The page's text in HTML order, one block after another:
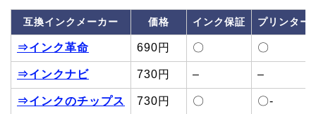
互換インクメーカー 価格 インク保証 プリンター
⇒インク革命 690円 〇 〇
⇒インクナビ 730円 – –
⇒インクのチップス 730円 〇 〇-